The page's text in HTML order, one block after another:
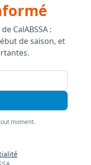
CalABSSA :
de saison, et
moment.